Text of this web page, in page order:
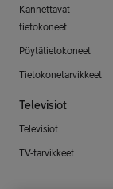
Kannettavat
tietokoneet
Pöytätietokoneet
Tietokonetarvikkeet
Televisiot
Televisiot
TV-tarvikkeet